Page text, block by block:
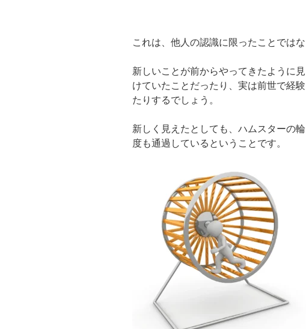
これは、他人の認識に限ったことでは
新しいことが前からやってきたように
けていたことだったり、実は前世で経
たりするでしょう。
新しく見えたとしても、ハムスターの
度も通過しているということです。